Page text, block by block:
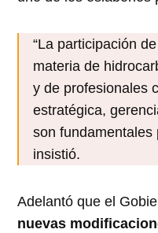
“La participación
materia de
y de profesionales
estratégica,
son fundamentales
insistió.
Adelantó que el
nuevas